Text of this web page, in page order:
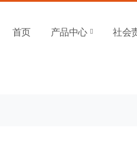
金字招
首页 产品中心 社会